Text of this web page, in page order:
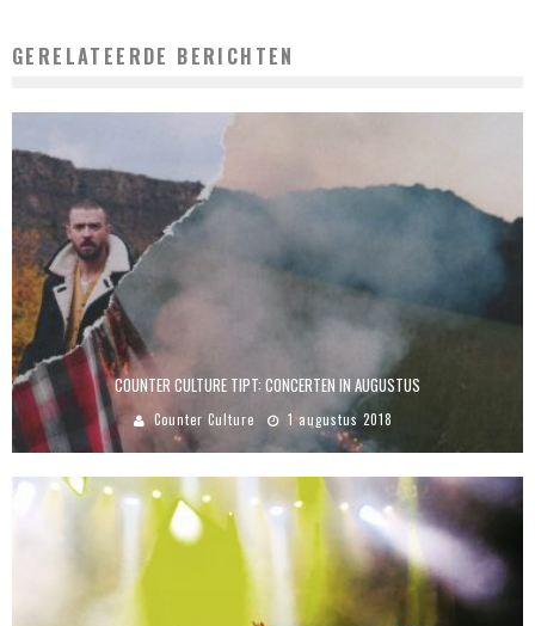
GERELATEERDE BERICHTEN
COUNTER CULTURE TIPT: CONCERTEN IN AUGUSTUS
Counter Culture 1 augustus 2018